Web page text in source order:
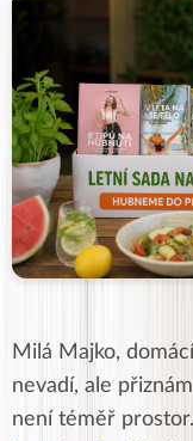
Milá Majko,
nevadí, ale
není téměř